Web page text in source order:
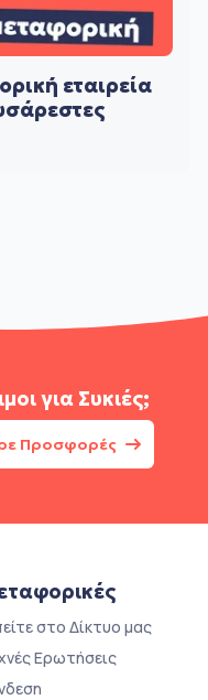
εταιρεία
για Συκιές;
Προσφορές
στο Δίκτυο μας
Ερωτήσεις